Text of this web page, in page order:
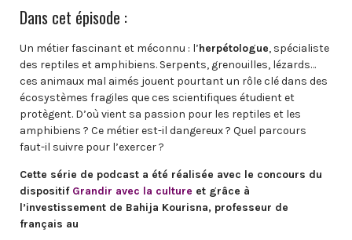
Dans cet épisode :
Un métier fascinant et méconnu : l’herpétologue, spécialiste
des reptiles et amphibiens. Serpents, grenouilles, lézards…
ces animaux mal aimés jouent pourtant un rôle clé dans des
écosystèmes fragiles que ces scientifiques étudient et
protègent. D’où vient sa passion pour les reptiles et les
amphibiens ? Ce métier est-il dangereux ? Quel parcours
faut-il suivre pour l’exercer ?
Cette série de podcast a été réalisée avec le concours du
dispositif Grandir avec la culture et grâce à
l’investissement de Bahija Kourisna, professeur de
français au